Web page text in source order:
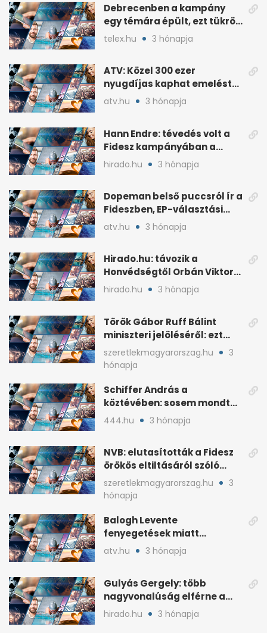
Debrecenben a kampány
egy témára épült, ezt tükrözi
az eredmény
telex.hu 3 hónapja
ATV: Közel 300 ezer
nyugdíjas kaphat emelést
idén a Tisza terve szerint
atv.hu 3 hónapja
Hann Endre: tévedés volt a
Fidesz kampányában a
háborús veszély
hirado.hu 3 hónapja
Dopeman belső puccsról ír a
Fideszben, EP-választási
árral
atv.hu 3 hónapja
Hirado.hu: távozik a
Honvédségtől Orbán Viktor
fia, Orbán Gáspár
hirado.hu 3 hónapja
Török Gábor Ruff Bálint
miniszteri jelöléséről: ezt
írta a posztjában
szeretlekmagyarorszag.hu
3
hónapja
Schiffer András a
köztévében: sosem mondta,
ki fog nyerni
444.hu 3 hónapja
NVB: elutasították a Fidesz
örökös eltiltásáról szóló
népszavazást
szeretlekmagyarorszag.hu
3
hónapja
Balogh Levente
fenyegetések miatt
lemondta erdélyi előadás-
atv.hu 3 hónapja
Gulyás Gergely: több
nagyvonalúság elférne a
kétharmados győztesekben
hirado.hu 3 hónapja